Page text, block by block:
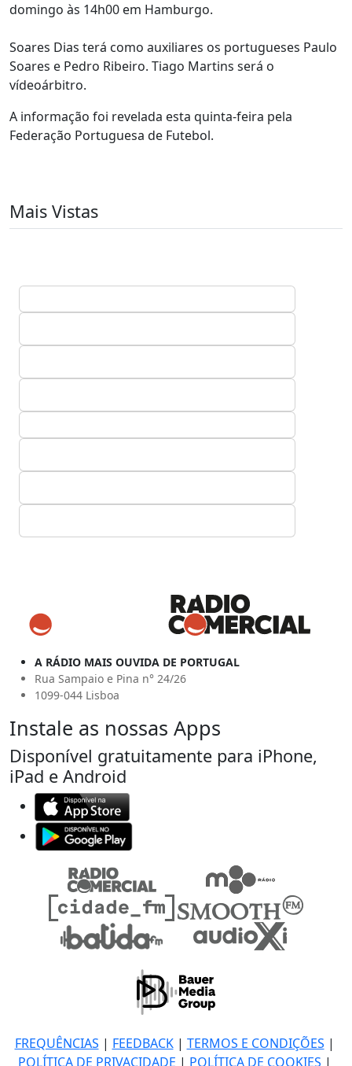
domingo às 14h00 em Hamburgo.
Soares Dias terá como auxiliares os portugueses Paulo
Soares e Pedro Ribeiro. Tiago Martins será o
vídeoárbitro.
A informação foi revelada esta quinta-feira pela
Federação Portuguesa de Futebol.
Mais Vistas
A RÁDIO MAIS OUVIDA DE PORTUGAL
Rua Sampaio e Pina n° 24/26
1099-044 Lisboa
Instale as nossas Apps
Disponível gratuitamente para iPhone,
iPad e Android
FREQUÊNCIAS | FEEDBACK| TERMOS E CONDIÇÕES |
POLÍTICA DE PRIVACIDADE | POLÍTICA DE COOKIES |